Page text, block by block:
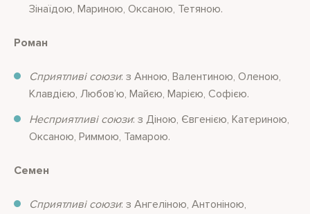
Зінаїдою, Мариною, Оксаною, Тетяною.
Роман
Сприятливі союзи: з Анною, Валентиною, Оленою,
Клавдією, Любов’ю, Майєю, Марією, Софією.
Несприятливі союзи: з Діною, Євгенією, Катериною,
Оксаною, Риммою, Тамарою.
Семен
Сприятливі союзи: з Ангеліною, Антоніною,